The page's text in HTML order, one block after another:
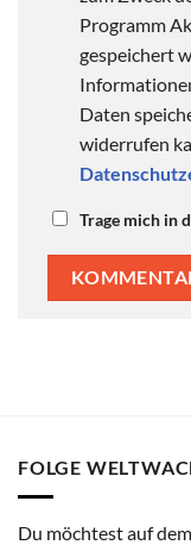
Programm
gespeichert
Daten
widerrufen
Trage mich in
FOLGE
Du möchtest auf